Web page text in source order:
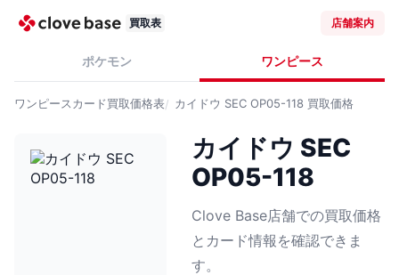
買取表 店舗案内
ポケモン ワンピース
ワンピースカード買取価格表 カイドウ SEC OP05-118 買取価格
カイドウ SEC
OP05-118
Clove Base店舗での買取価格
とカード情報を確認できま
す。